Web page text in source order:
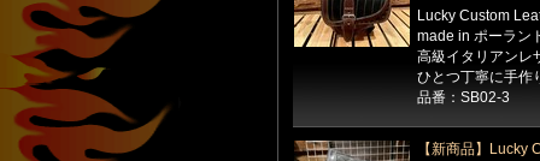
Lucky Custom
made in ポーラン
高級イタリアンレ
ひとつ丁寧に手作
品番：SB02-3
【新商品】Lucky